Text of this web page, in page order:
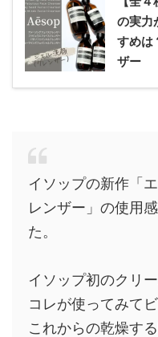
の実力
すめは
ザー
イソップの新作「
レンザー」の使用
た。
イソップ初のクリ
コレが使ってみて
これからの乾燥す